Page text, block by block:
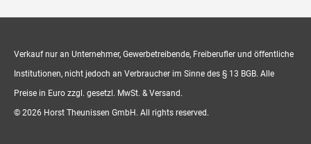
Verkauf nur an Unternehmer, Gewerbetreibende, Freiberufler und öffentliche
Institutionen, nicht jedoch an Verbraucher im Sinne des § 13 BGB. Alle
Preise in Euro zzgl. gesetzl. MwSt. & Versand.
© 2026 Horst Theunissen GmbH. All rights reserved.